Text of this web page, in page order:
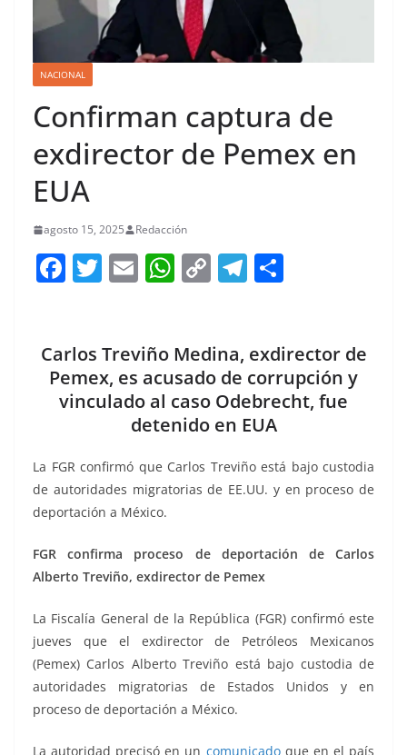
NACIONAL
Confirman captura de
exdirector de Pemex en
EUA
agosto 15, 2025 Redacción
F
e
b
o
k
T
er
E
l
W
s
A
p
p
C
y
Li
n
k
T
gr
a
m
e
Carlos Treviño Medina, exdirector de
Pemex, es acusado de corrupción y
vinculado al caso Odebrecht, fue
detenido en EUA
La FGR confirmó que Carlos Treviño está bajo custodia
de autoridades migratorias de EE.UU. y en proceso de
deportación a México.
FGR confirma proceso de deportación de Carlos
Alberto Treviño, exdirector de Pemex
La Fiscalía General de la República (FGR) confirmó este
jueves que el exdirector de Petróleos Mexicanos
(Pemex) Carlos Alberto Treviño está bajo custodia de
autoridades migratorias de Estados Unidos y en
proceso de deportación a México.
La autoridad precisó en un comunicado que en el país